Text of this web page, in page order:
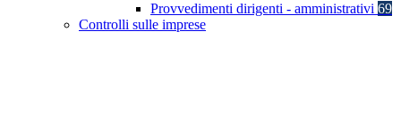
Provvedimenti dirigenti - amministrativi 69
Controlli sulle imprese